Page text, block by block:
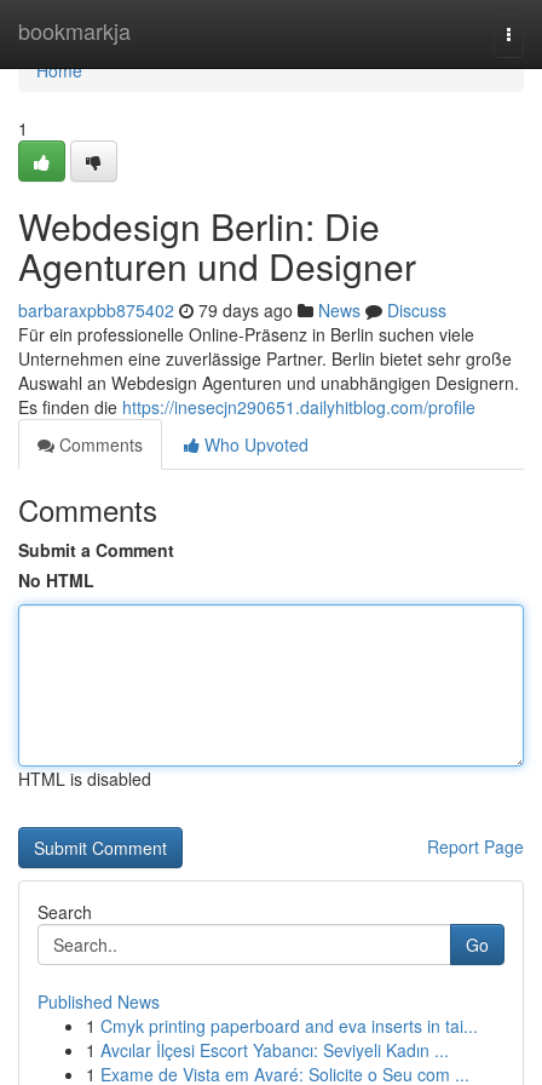
bookmarkja
Home
Home
1
Webdesign Berlin: Die
Agenturen und Designer
barbaraxpbb875402 79 days ago News
Discuss
Für ein professionelle Online-Präsenz in Berlin suchen viele
Unternehmen eine zuverlässige Partner. Berlin bietet sehr große
Auswahl an Webdesign Agenturen und unabhängigen Designern.
Es finden die https://inesecjn290651.dailyhitblog.com/profile
Comments
Who Upvoted
Comments
Submit a Comment
No HTML
HTML is disabled
Report Page
Search
Go
Published News
1 Cmyk printing paperboard and eva inserts in tai...
1 Avcılar İlçesi Escort Yabancı: Seviyeli Kadın ...
1 Exame de Vista em Avaré: Solicite o Seu com ...